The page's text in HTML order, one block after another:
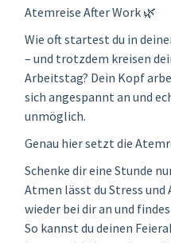
Atemreise After Work 🌿
Wie oft startest du in
– und trotzdem kreisen
Arbeitstag? Dein Kopf
sich angespannt an und
unmöglich.
Genau hier setzt die
Schenke dir eine Stunde
Atmen lässt du Stress
wieder bei dir an und
So kannst du deinen